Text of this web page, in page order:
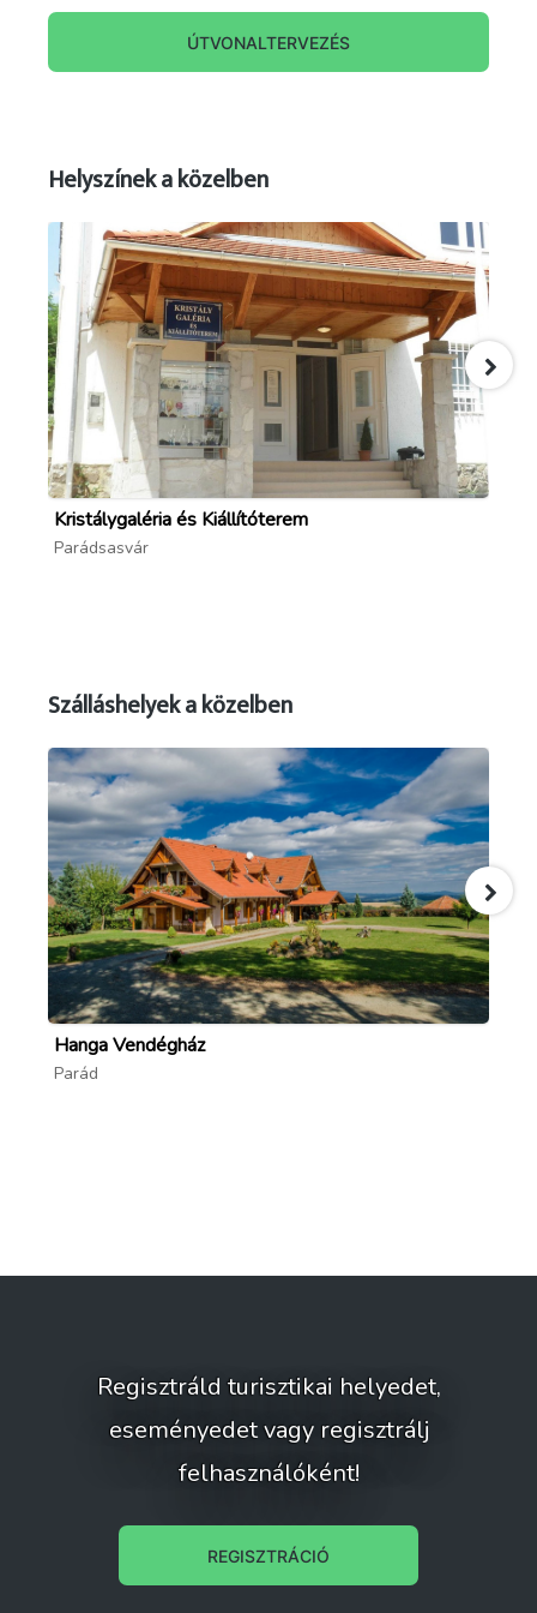
ÚTVONALTERVEZÉS
Helyszínek a közelben
Kristálygaléria és Kiállítóterem
Parádsasvár
Szálláshelyek a közelben
Hanga Vendégház
Parád
Regisztráld turisztikai helyedet,
eseményedet vagy regisztrálj
felhasználóként!
REGISZTRÁCIÓ